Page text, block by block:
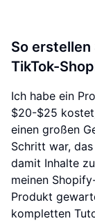
So
TikTok-
Ich habe ein
$20-$25
einen großen
Schritt war,
damit Inhalte
meinen
Produkt
kompletten